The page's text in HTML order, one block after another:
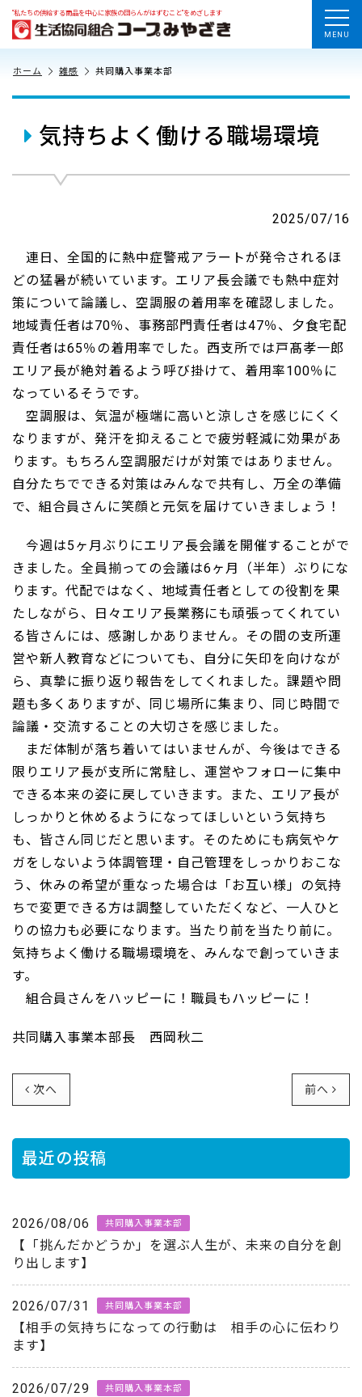
“私たちの供給する商品を中心に家族の団らんがはずむこと”をめざします
MENU
ホーム 雑感 共同購入事業本部
気持ちよく働ける職場環境
2025/07/16
連日、全国的に熱中症警戒アラートが発令されるほ
どの猛暑が続いています。エリア長会議でも熱中症対
策について論議し、空調服の着用率を確認しました。
地域責任者は70％、事務部門責任者は47％、夕食宅配
責任者は65％の着用率でした。西支所では戸髙孝一郎
エリア長が絶対着るよう呼び掛けて、着用率100％に
なっているそうです。
空調服は、気温が極端に高いと涼しさを感じにくく
なりますが、発汗を抑えることで疲労軽減に効果があ
ります。もちろん空調服だけが対策ではありません。
自分たちでできる対策はみんなで共有し、万全の準備
で、組合員さんに笑顔と元気を届けていきましょう！
今週は5ヶ月ぶりにエリア長会議を開催することがで
きました。全員揃っての会議は6ヶ月（半年）ぶりにな
ります。代配ではなく、地域責任者としての役割を果
たしながら、日々エリア長業務にも頑張ってくれてい
る皆さんには、感謝しかありません。その間の支所運
営や新人教育などについても、自分に矢印を向けなが
ら、真摯に振り返り報告をしてくれました。課題や問
題も多くありますが、同じ場所に集まり、同じ時間で
論議・交流することの大切さを感じました。
まだ体制が落ち着いてはいませんが、今後はできる
限りエリア長が支所に常駐し、運営やフォローに集中
できる本来の姿に戻していきます。また、エリア長が
しっかりと休めるようになってほしいという気持ち
も、皆さん同じだと思います。そのためにも病気やケ
ガをしないよう体調管理・自己管理をしっかりおこな
う、休みの希望が重なった場合は「お互い様」の気持
ちで変更できる方は調整していただくなど、一人ひと
りの協力も必要になります。当たり前を当たり前に。
気持ちよく働ける職場環境を、みんなで創っていきま
す。
組合員さんをハッピーに！職員もハッピーに！
共同購入事業本部長 西岡秋二
次へ 前へ
最近の投稿
2026/08/06 共同購入事業本部
【「挑んだかどうか」を選ぶ人生が、未来の自分を創
り出します】
2026/07/31 共同購入事業本部
【相手の気持ちになっての行動は 相手の心に伝わり
ます】
2026/07/29 共同購入事業本部